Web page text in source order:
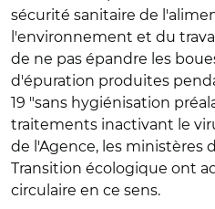
sécurité sanitaire de
l'environnement et du
de ne pas épandre les
d'épuration produites
19 "sans hygiénisation
traitements inactivant le
de l'Agence, les ministères
Transition écologique ont
circulaire en ce sens.